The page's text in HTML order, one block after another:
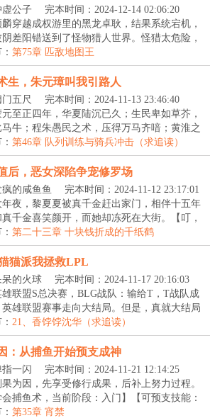
公子
完本时间：2024-12-14 02:06:20
穿越成权游里的黑龙卓耿，结果系统宕机，
阴差阳错送到了怪物猎人世界。怪猎太危险，
第75章 匹敌地图王
生，朱元璋叫我引路人
五尺
完本时间：2024-11-13 23:46:40
至正四年，华夏陆沉已久；生民卑如草芥，
牛；程朱愚民之术，压得万马齐喑；黄淮之
第46章 队列训练与骑兵冲击（求追读）
后，恶女深陷争宠修罗场
的咸鱼鱼
完本时间：2024-11-12 23:17:01
夜，黎夏夏被真千金赶出家门，相伴十五年
千金喜笑颜开，而她却冻死在大街。【叮，
第二十三章 十块钱折成的千纸鹤
猫派我拯救LPL
的火球
完本时间：2024-11-17 20:16:03
联盟S总决赛，BLG战队：输给T，T战队成
雄联盟赛事走向大结局。但是，真就大结局
21、香饽饽沈华（求追读）
：从捕鱼开始预支成神
一闪
完本时间：2024-11-21 12:14:25
为因，先享受修行成果，后补上努力过程。
会捕鱼术，当前阶段：入门】【可预支技能：
第35章 宵禁